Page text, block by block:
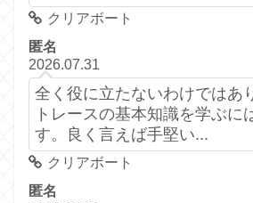
クリアボート
匿名
2026.07.31
全く役に立たないわけではあ
トレースの基本知識を学ぶに
す。良く言えば手堅い...
クリアボート
匿名